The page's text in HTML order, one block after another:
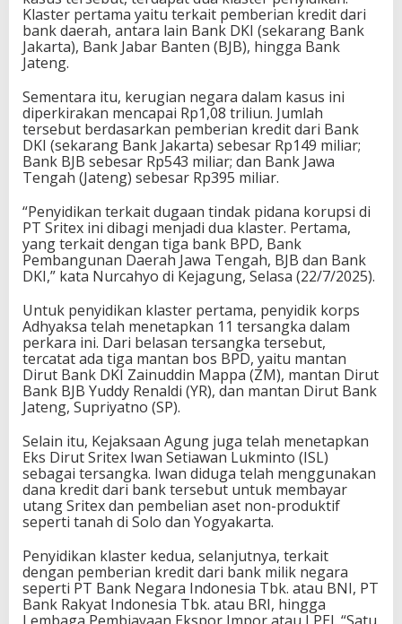
Klaster pertama yaitu terkait pemberian kredit dari
bank daerah, antara lain Bank DKI (sekarang Bank
Jakarta), Bank Jabar Banten (BJB), hingga Bank
Jateng.
Sementara itu, kerugian negara dalam kasus ini
diperkirakan mencapai Rp1,08 triliun. Jumlah
tersebut berdasarkan pemberian kredit dari Bank
DKI (sekarang Bank Jakarta) sebesar Rp149 miliar;
Bank BJB sebesar Rp543 miliar; dan Bank Jawa
Tengah (Jateng) sebesar Rp395 miliar.
“Penyidikan terkait dugaan tindak pidana korupsi di
PT Sritex ini dibagi menjadi dua klaster. Pertama,
yang terkait dengan tiga bank BPD, Bank
Pembangunan Daerah Jawa Tengah, BJB dan Bank
DKI,” kata Nurcahyo di Kejagung, Selasa (22/7/2025).
Untuk penyidikan klaster pertama, penyidik korps
Adhyaksa telah menetapkan 11 tersangka dalam
perkara ini. Dari belasan tersangka tersebut,
tercatat ada tiga mantan bos BPD, yaitu mantan
Dirut Bank DKI Zainuddin Mappa (ZM), mantan Dirut
Bank BJB Yuddy Renaldi (YR), dan mantan Dirut Bank
Jateng, Supriyatno (SP).
Selain itu, Kejaksaan Agung juga telah menetapkan
Eks Dirut Sritex Iwan Setiawan Lukminto (ISL)
sebagai tersangka. Iwan diduga telah menggunakan
dana kredit dari bank tersebut untuk membayar
utang Sritex dan pembelian aset non-produktif
seperti tanah di Solo dan Yogyakarta.
Penyidikan klaster kedua, selanjutnya, terkait
dengan pemberian kredit dari bank milik negara
seperti PT Bank Negara Indonesia Tbk. atau BNI, PT
Bank Rakyat Indonesia Tbk. atau BRI, hingga